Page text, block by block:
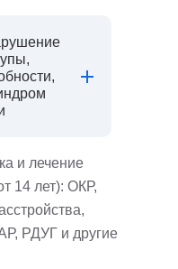
и лечение
14 лет): ОКР,
РДУГ и другие